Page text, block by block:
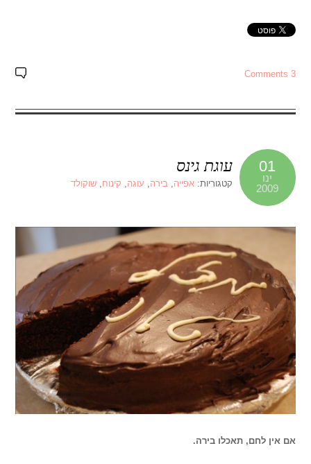
3 Comments
01
ינו
2009
עוגת גינס
קטגוריות:אפייה,בירה, עוגה, קינוח,שוקולד
אם אין לחם, תאכלו בירה.